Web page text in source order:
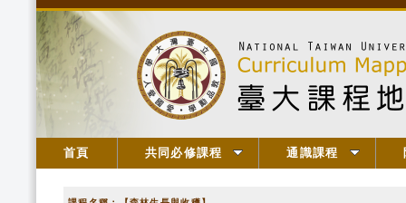
首頁 共同必修課程 通識課程